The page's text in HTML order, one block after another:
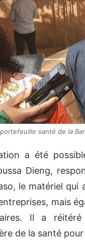
santé de la
a été
Dieng,
le matériel
mais
Il a
de la santé